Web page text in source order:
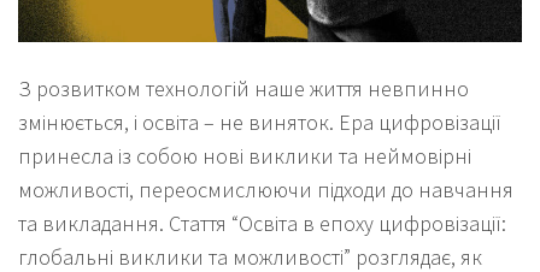
З розвитком технологій наше життя невпинно
змінюється, і освіта – не виняток. Ера цифровізації
принесла із собою нові виклики та неймовірні
можливості, переосмислюючи підходи до навчання
та викладання. Стаття “Освіта в епоху цифровізації:
глобальні виклики та можливості” розглядає, як